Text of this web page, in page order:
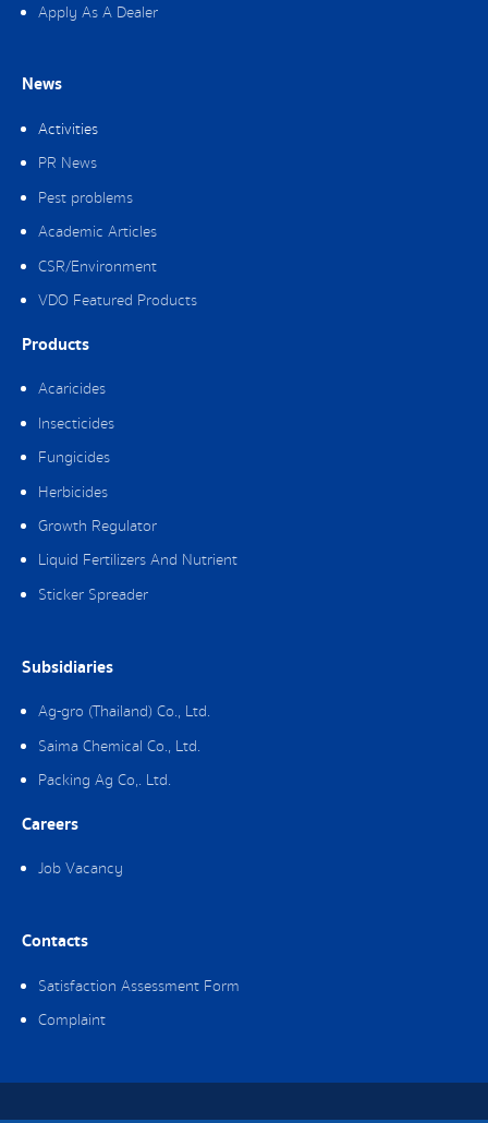
Apply As A Dealer
News
Activities
PR News
Pest problems
Academic Articles
CSR/Environment
VDO Featured Products
Products
Acaricides
Insecticides
Fungicides
Herbicides
Growth Regulator
Liquid Fertilizers And Nutrient
Sticker Spreader
Subsidiaries
Ag-gro (Thailand) Co., Ltd.
Saima Chemical Co., Ltd.
Packing Ag Co,. Ltd.
Careers
Job Vacancy
Contacts
Satisfaction Assessment Form
Complaint